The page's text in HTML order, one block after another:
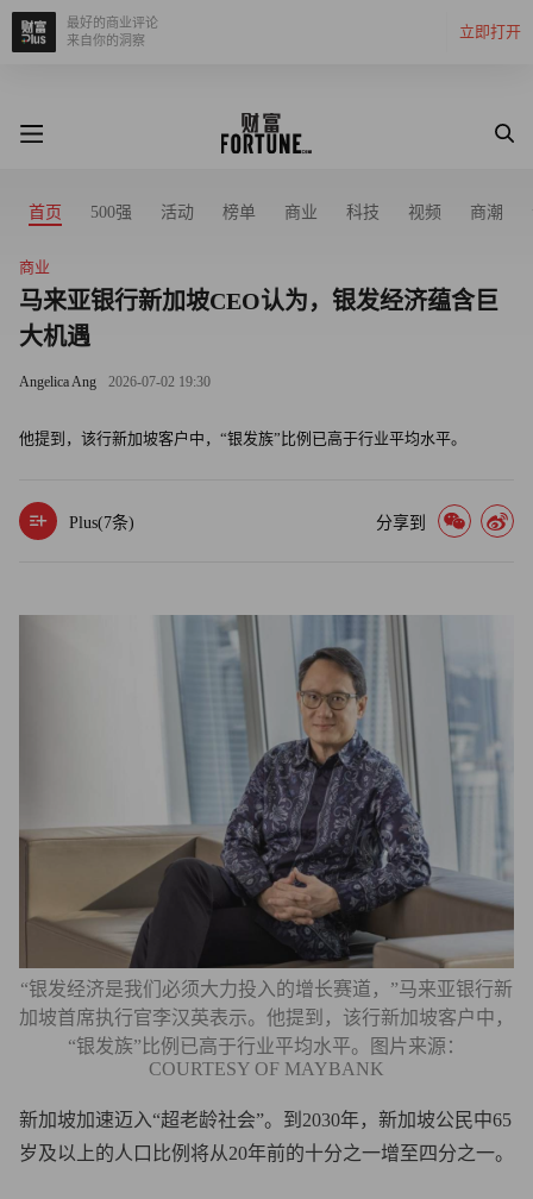
立即打开
最好的商业评论
来自你的洞察
首页 500强 活动 榜单 商业 科技 视频 商潮
商业
马来亚银行新加坡CEO认为，银发经济蕴含巨
大机遇
Angelica Ang 2026-07-02 19:30
他提到，该行新加坡客户中，“银发族”比例已高于行业平均水平。
Plus(7条) 分享到
“银发经济是我们必须大力投入的增长赛道，”马来亚银行新
加坡首席执行官李汉英表示。他提到，该行新加坡客户中，
“银发族”比例已高于行业平均水平。图片来源：
COURTESY OF MAYBANK
新加坡加速迈入“超老龄社会”。到2030年，新加坡公民中65
岁及以上的人口比例将从20年前的十分之一增至四分之一。